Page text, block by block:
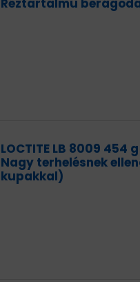
Réztartalmú
LOCTITE LB 8009 454 g
Nagy terhelésnek
kupakkal)